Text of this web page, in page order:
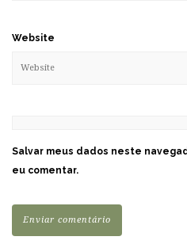
Website
Salvar meus dados neste
eu comentar.